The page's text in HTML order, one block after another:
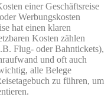
einer Geschäftsreise
Werbungskosten
hat einen klaren
Kosten zählen
Flug- oder Bahntickets),
und oft auch
alle Belege
zu führen, um